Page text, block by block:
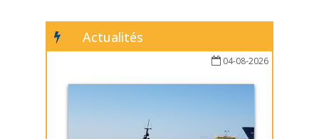
Actualités
04-08-2026